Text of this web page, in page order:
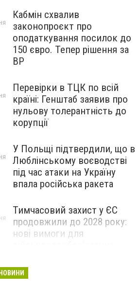
пройшла в 1/4 фіналу Євро-2020
Кабмін схвалив
законопроєкт про
оподаткування посилок до
150 євро. Тепер рішення за
ВР
Перевірки в ТЦК по всій
країні: Генштаб заявив про
нульову толерантність до
корупції
У Польщі підтвердили, що в
Люблінському воєводстві
під час атаки на Україну
впала російська ракета
Тимчасовий захист у ЄС
продовжили до 2028 року:
нові вимоги для